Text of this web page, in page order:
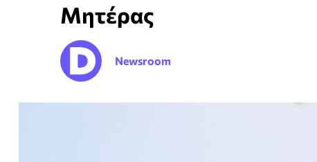
Μητέρας
Newsroom